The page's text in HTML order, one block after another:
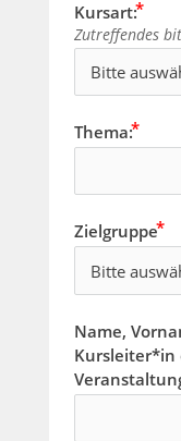
Kursart:
Zutreffendes
Thema:
Zielgruppe
Name,
Kursleiter*in